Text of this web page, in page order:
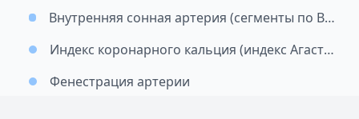
Внутренняя сонная артерия (сегменты по Bouthillier)
Индекс коронарного кальция (индекс Агастона)
Фенестрация артерии